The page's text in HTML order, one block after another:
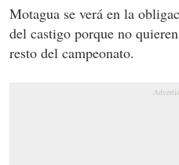
Motagua se verá en la
del castigo porque no
resto del campeonato.